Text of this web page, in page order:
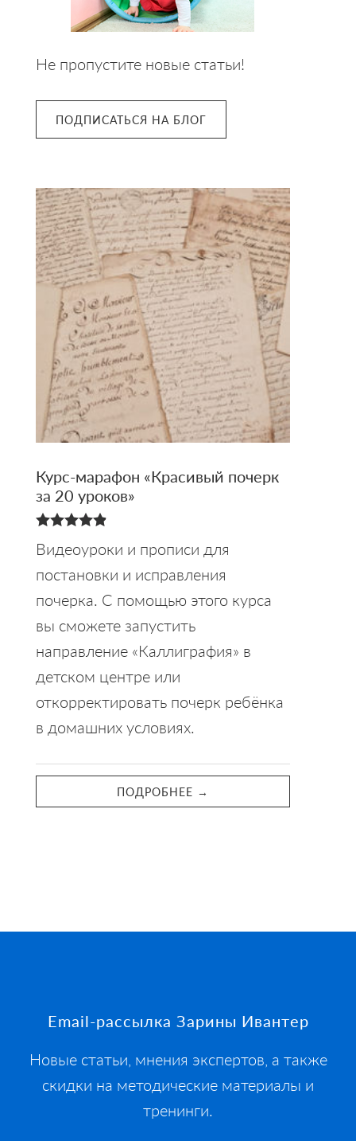
Не пропустите новые статьи!
ПОДПИСАТЬСЯ НА БЛОГ
Курс-марафон «Красивый почерк
за 20 уроков»
из 5
Видеоуроки и прописи для
постановки и исправления
почерка. С помощью этого курса
вы сможете запустить
направление «Каллиграфия» в
детском центре или
откорректировать почерк ребёнка
в домашних условиях.
ПОДРОБНЕЕ →
Footer
Email-рассылка Зарины Ивантер
Новые статьи, мнения экспертов, а также
скидки на методические материалы и
тренинги.